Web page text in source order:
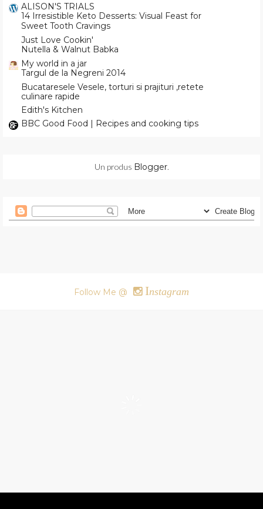
ALISON'S TRIALS
14 Irresistible Keto Desserts: Visual Feast for
Sweet Tooth Cravings
Just Love Cookin'
Nutella & Walnut Babka
My world in a jar
Targul de la Negreni 2014
Bucataresele Vesele, torturi si prajituri ,retete
culinare rapide
Edith's Kitchen
BBC Good Food | Recipes and cooking tips
Un produs Blogger.
Follow Me @ Instagram